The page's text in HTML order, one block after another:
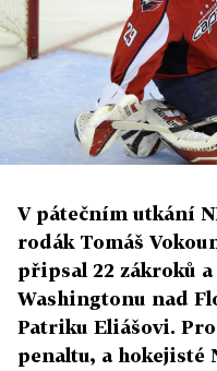
V pátečním utkání
rodák Tomáš
připsal 22 zákroků
Washingtonu nad
Patriku Eliášovi.
penaltu, a hokejisté